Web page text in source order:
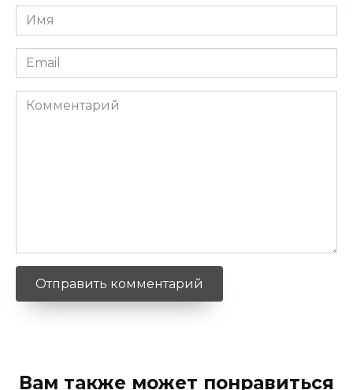
Имя
*
Email
*
Комментарий
Вам также может понравиться